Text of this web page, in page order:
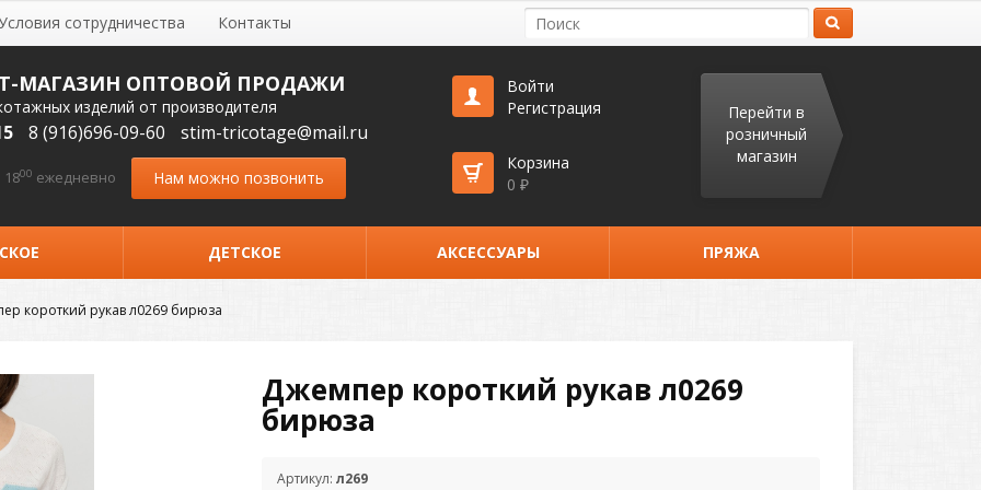
сотрудничества Контакты
МАГАЗИН ОПТОВОЙ ПРОДАЖИ
изделий от производителя
8 (916)696-09-60 stim-tricotage@mail.ru
00 ежедневно Нам можно позвонить
Войти
Регистрация
Корзина
0 ₽
Перейти в
розничный
магазин
ДЕТСКОЕ АКСЕССУАРЫ ПРЯЖА
короткий рукав л0269 бирюза
Джемпер короткий рукав л0269
бирюза
Артикул: л269